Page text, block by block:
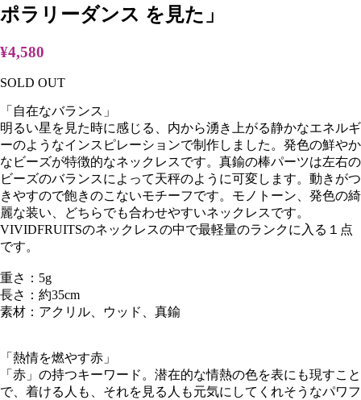
ポラリーダンス を見た」
¥4,580
SOLD OUT
「自在なバランス」
明るい星を見た時に感じる、内から湧き上がる静かなエネルギ
ーのようなインスピレーションで制作しました。発色の鮮やか
なビーズが特徴的なネックレスです。真鍮の棒パーツは左右の
ビーズのバランスによって天秤のように可変します。動きがつ
きやすので飽きのこないモチーフです。モノトーン、発色の綺
麗な装い、どちらでも合わせやすいネックレスです。
VIVIDFRUITSのネックレスの中で最軽量のランクに入る１点
です。
重さ：5g
長さ：約35cm
素材：アクリル、ウッド、真鍮
「熱情を燃やす赤」
「赤」の持つキーワード。潜在的な情熱の色を表にも現すこと
で、着ける人も、それを見る人も元気にしてくれそうなパワフ